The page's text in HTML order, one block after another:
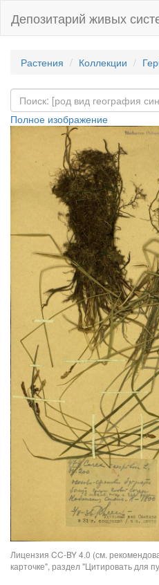
Депозитарий живых
Растения Коллекции
Полное изображение
Лицензия CC-BY 4.0 (см.
карточке", раздел "Цитировать для